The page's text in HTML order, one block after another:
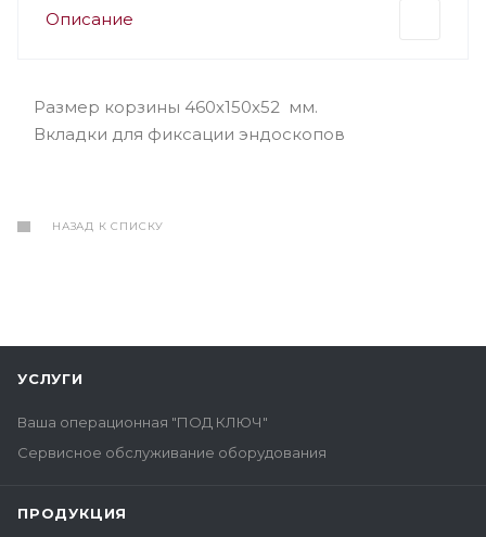
Описание
Размер корзины 460х150х52 мм.
Вкладки для фиксации эндоскопов
НАЗАД К СПИСКУ
УСЛУГИ
Ваша операционная "ПОД КЛЮЧ"
Сервисное обслуживание оборудования
ПРОДУКЦИЯ